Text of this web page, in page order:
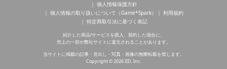
個人情報保護方針
個人情報の取り扱いについて（Game*Spark）
利用規約
特定商取引法に基づく表記
紹介した商品/サービスを購入、契約した場合に、
売上の一部が弊社サイトに還元されることがあります。
当サイトに掲載の記事・見出し・写真・画像の無断転載を禁じます。
Copyright © 2026 IID, Inc.